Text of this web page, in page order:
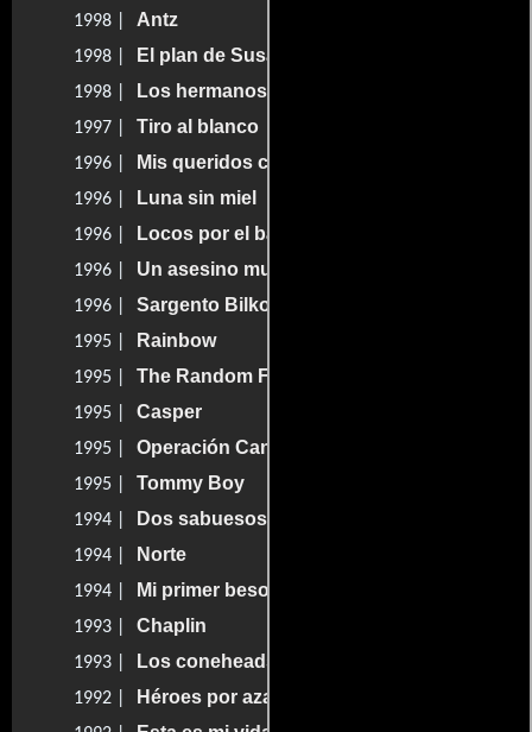
1998 | Antz
1998 | El plan de Susan
1998 | Los hermanos caradura 2000
1997 | Tiro al blanco
1996 | Mis queridos compatriotas
1996 | Luna sin miel
1996 | Locos por el básquet
1996 | Un asesino muy ético
1996 | Sargento Bilko
1995 | Rainbow
1995 | The Random Factor
1995 | Casper
1995 | Operación Canadá
1995 | Tommy Boy
1994 | Dos sabuesos en la isla del edén
1994 | Norte
1994 | Mi primer beso 2
1993 | Chaplin
1993 | Los coneheads
1992 | Héroes por azar